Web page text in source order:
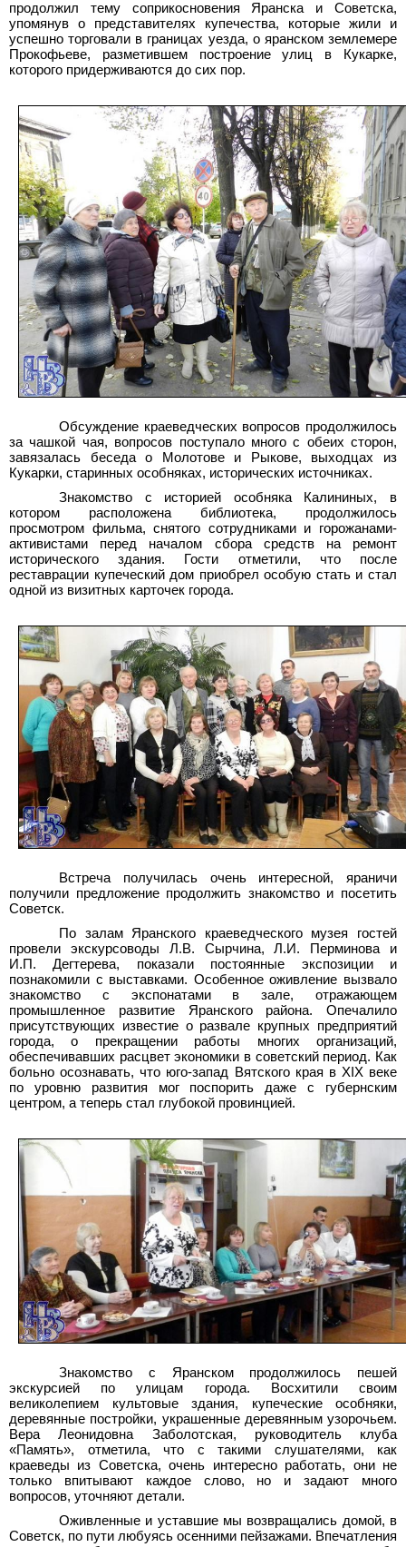
продолжил тему соприкосновения Яранска и Советска,
упомянув о представителях купечества, которые жили и
успешно торговали в границах уезда, о яранском землемере
Прокофьеве, разметившем построение улиц в Кукарке,
которого придерживаются до сих пор.
Обсуждение краеведческих вопросов продолжилось
за чашкой чая, вопросов поступало много с обеих сторон,
завязалась беседа о Молотове и Рыкове, выходцах из
Кукарки, старинных особняках, исторических источниках.
Знакомство с историей особняка Калининых, в
котором расположена библиотека, продолжилось
просмотром фильма, снятого сотрудниками и горожанами-
активистами перед началом сбора средств на ремонт
исторического здания. Гости отметили, что после
реставрации купеческий дом приобрел особую стать и стал
одной из визитных карточек города.
Встреча получилась очень интересной, яраничи
получили предложение продолжить знакомство и посетить
Советск.
По залам Яранского краеведческого музея гостей
провели экскурсоводы Л.В. Сырчина, Л.И. Перминова и
И.П. Дегтерева, показали постоянные экспозиции и
познакомили с выставками. Особенное оживление вызвало
знакомство с экспонатами в зале, отражающем
промышленное развитие Яранского района. Опечалило
присутствующих известие о развале крупных предприятий
города, о прекращении работы многих организаций,
обеспечивавших расцвет экономики в советский период. Как
больно осознавать, что юго-запад Вятского края в XIX веке
по уровню развития мог поспорить даже с губернским
центром, а теперь стал глубокой провинцией.
Знакомство с Яранском продолжилось пешей
экскурсией по улицам города. Восхитили своим
великолепием культовые здания, купеческие особняки,
деревянные постройки, украшенные деревянным узорочьем.
Вера Леонидовна Заболотская, руководитель клуба
«Память», отметила, что с такими слушателями, как
краеведы из Советска, очень интересно работать, они не
только впитывают каждое слово, но и задают много
вопросов, уточняют детали.
Оживленные и уставшие мы возвращались домой, в
Советск, по пути любуясь осенними пейзажами. Впечатления